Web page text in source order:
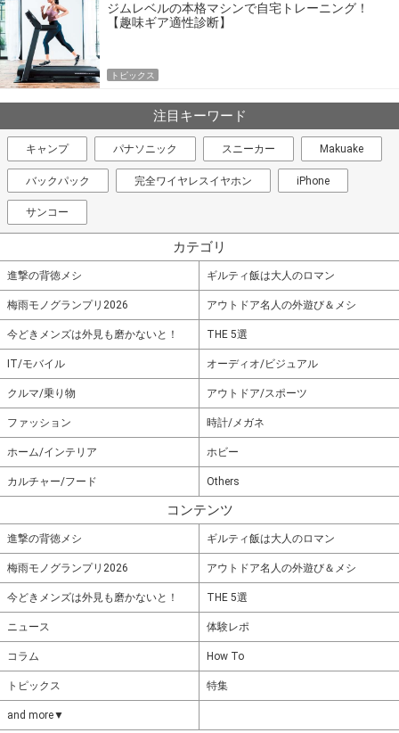
ジムレベルの本格マシンで自宅トレーニング！
【趣味ギア適性診断】
トピックス
注目キーワード
キャンプ パナソニック スニーカー Makuake
バックパック 完全ワイヤレスイヤホン iPhone
サンコー
カテゴリ
進撃の背徳メシ ギルティ飯は大人のロマン
梅雨モノグランプリ2026 アウトドア名人の外遊び＆メシ
今どきメンズは外見も磨かないと！ THE 5選
IT/モバイル オーディオ/ビジュアル
クルマ/乗り物 アウトドア/スポーツ
ファッション 時計/メガネ
ホーム/インテリア ホビー
カルチャー/フード Others
コンテンツ
進撃の背徳メシ ギルティ飯は大人のロマン
梅雨モノグランプリ2026 アウトドア名人の外遊び＆メシ
今どきメンズは外見も磨かないと！ THE 5選
ニュース 体験レポ
コラム How To
トピックス 特集
and more▼